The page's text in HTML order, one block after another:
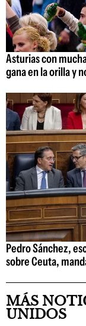
Asturias con
gana en la orilla y
Pedro Sánchez,
sobre Ceuta,
MÁS
UNIDOS